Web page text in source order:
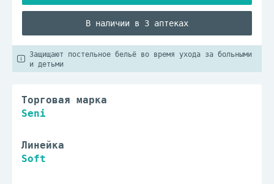
В наличии в 3 аптеках
Защищают постельное бельё во время ухода за больными
и детьми
Торговая марка
Seni
Линейка
Soft